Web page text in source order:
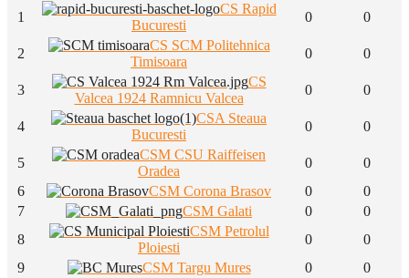
1
CS Rapid
Bucuresti
0 0
2
CS SCM Politehnica
Timisoara
0 0
3
CS
Valcea 1924 Ramnicu Valcea
0 0
4
CSA Steaua
Bucuresti
0 0
5
CSM CSU Raiffeisen
Oradea
0
0
6
CSM Corona Brasov 0
0
7
CSM Galati 0
0
8
CSM Petrolul
Ploiesti
0
0
9
CSM Targu Mures 0
0